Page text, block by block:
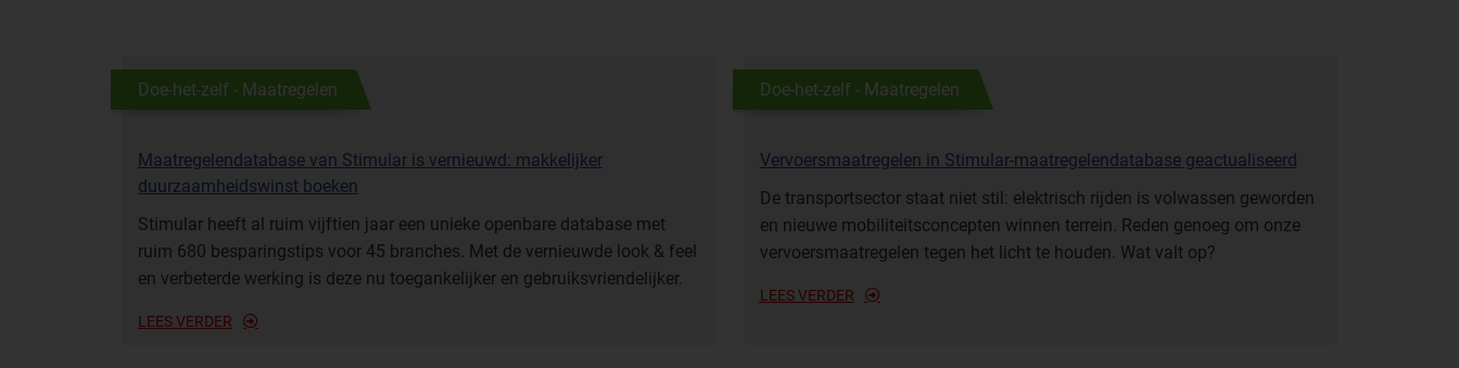
Doe-het-zelf - Maatregelen
Maatregelendatabase van Stimular is vernieuwd: makkelijker
duurzaamheidswinst boeken
Stimular heeft al ruim vijftien jaar een unieke openbare database met
ruim 680 besparingstips voor 45 branches. Met de vernieuwde look & feel
en verbeterde werking is deze nu toegankelijker en gebruiksvriendelijker.
LEES VERDER
Doe-het-zelf - Maatregelen
Vervoersmaatregelen in Stimular-maatregelendatabase geactualiseerd
De transportsector staat niet stil: elektrisch rijden is volwassen geworden
en nieuwe mobiliteitsconcepten winnen terrein. Reden genoeg om onze
vervoersmaatregelen tegen het licht te houden. Wat valt op?
LEES VERDER